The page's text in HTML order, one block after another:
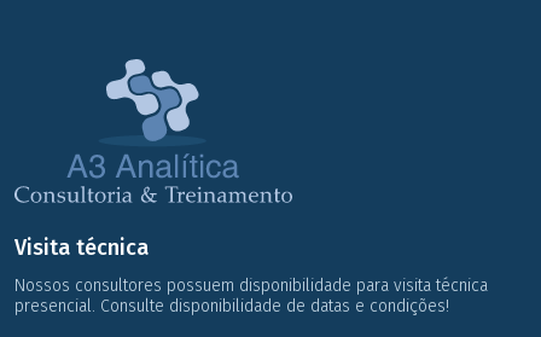
Visita técnica
Nossos consultores possuem disponibilidade para visita técnica
presencial. Consulte disponibilidade de datas e condições!